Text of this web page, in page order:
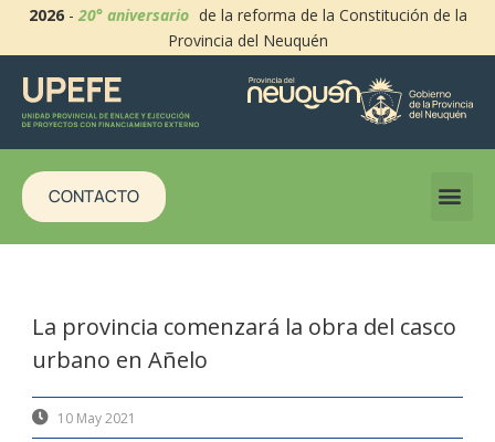
2026-20° aniversario de la reforma de la Constitución de la
Provincia del Neuquén
CONTACTO
La provincia comenzará la obra del casco
urbano en Añelo
10 May 2021